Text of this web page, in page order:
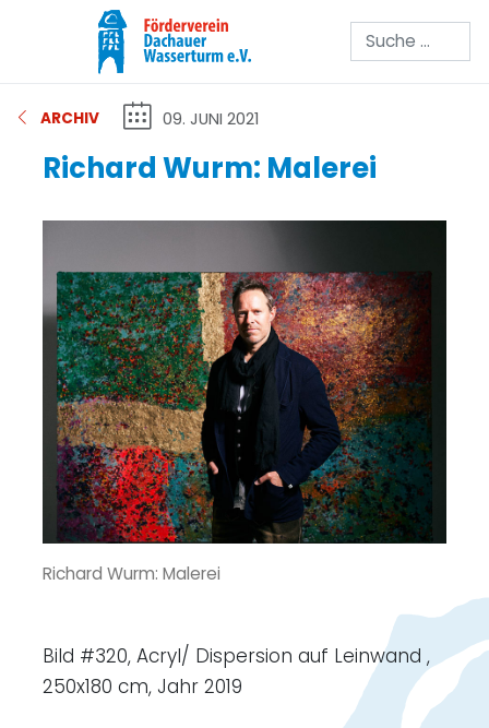
Suchen
ARCHIV 09. JUNI 2021
Richard Wurm: Malerei
Richard Wurm: Malerei
Bild #320, Acryl/ Dispersion auf Leinwand ,
250x180 cm, Jahr 2019